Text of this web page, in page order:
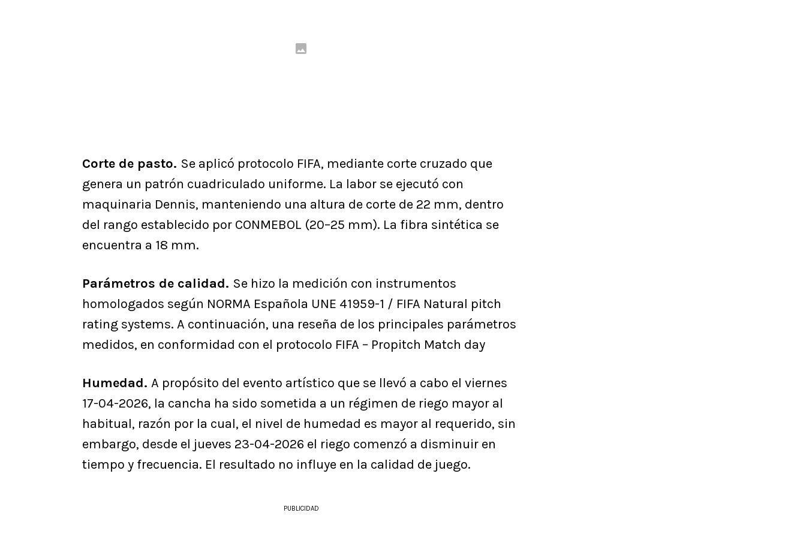
Corte de pasto. Se aplicó protocolo FIFA, mediante corte cruzado que
genera un patrón cuadriculado uniforme. La labor se ejecutó con
maquinaria Dennis, manteniendo una altura de corte de 22 mm, dentro
del rango establecido por CONMEBOL (20–25 mm). La fibra sintética se
encuentra a 18 mm.
Parámetros de calidad. Se hizo la medición con instrumentos
homologados según NORMA Española UNE 41959-1 / FIFA Natural pitch
rating systems. A continuación, una reseña de los principales parámetros
medidos, en conformidad con el protocolo FIFA – Propitch Match day
Humedad. A propósito del evento artístico que se llevó a cabo el viernes
17-04-2026, la cancha ha sido sometida a un régimen de riego mayor al
habitual, razón por la cual, el nivel de humedad es mayor al requerido, sin
embargo, desde el jueves 23-04-2026 el riego comenzó a disminuir en
tiempo y frecuencia. El resultado no influye en la calidad de juego.
PUBLICIDAD